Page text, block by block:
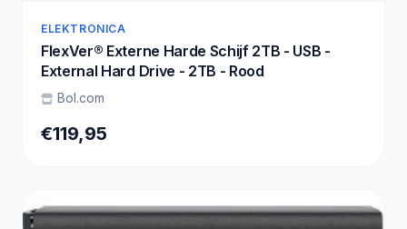
ELEKTRONICA
FlexVer® Externe Harde Schijf 2TB - USB -
External Hard Drive - 2TB - Rood
Bol.com
€119,95